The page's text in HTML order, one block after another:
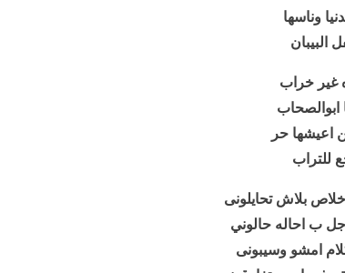
وناسها
البيبان
غير خراب
ابوالصحاب
حر
للتراب
بلاش تحايلونى
ب احاله حالوني
امشو وسيبونى